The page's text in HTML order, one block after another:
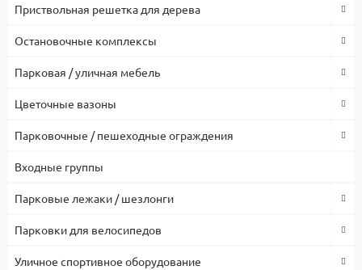
Приствольная решетка для дерева
Остановочные комплексы
Парковая / уличная мебель
Цветочные вазоны
Парковочные / пешеходные ограждения
Входные группы
Парковые лежаки / шезлонги
Парковки для велосипедов
Уличное спортивное оборудование